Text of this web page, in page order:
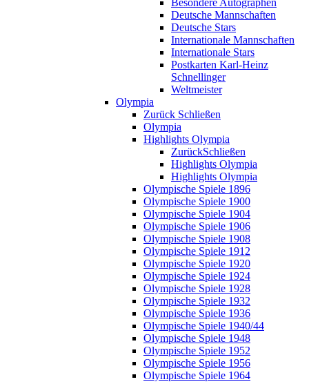
Besondere Autographen
Deutsche Mannschaften
Deutsche Stars
Internationale Mannschaften
Internationale Stars
Postkarten Karl-Heinz
Schnellinger
Weltmeister
Olympia
Zurück Schließen
Olympia
Highlights Olympia
ZurückSchließen
Highlights Olympia
Highlights Olympia
Olympische Spiele 1896
Olympische Spiele 1900
Olympische Spiele 1904
Olympische Spiele 1906
Olympische Spiele 1908
Olympische Spiele 1912
Olympische Spiele 1920
Olympische Spiele 1924
Olympische Spiele 1928
Olympische Spiele 1932
Olympische Spiele 1936
Olympische Spiele 1940/44
Olympische Spiele 1948
Olympische Spiele 1952
Olympische Spiele 1956
Olympische Spiele 1964